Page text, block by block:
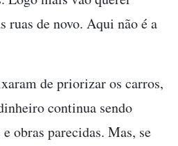
ruas de novo. Aqui não é a
de priorizar os carros,
continua sendo
obras parecidas. Mas, se